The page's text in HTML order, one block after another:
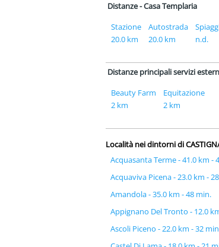
Distanze - Casa Templaria
Stazione
20.0 km
Autostrada
20.0 km
n.d.
Distanze principali servizi
Beauty Farm
2 km
Equitazione
2 km
Località nei dintorni di
Acquasanta Terme - 41.0 km -
Acquaviva Picena - 23.0 km -
Amandola - 35.0 km - 48 min.
Appignano Del Tronto - 12.0
Ascoli Piceno - 22.0 km - 32